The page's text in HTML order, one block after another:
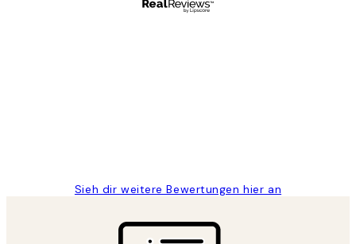
Sieh dir weitere Bewertungen hier an